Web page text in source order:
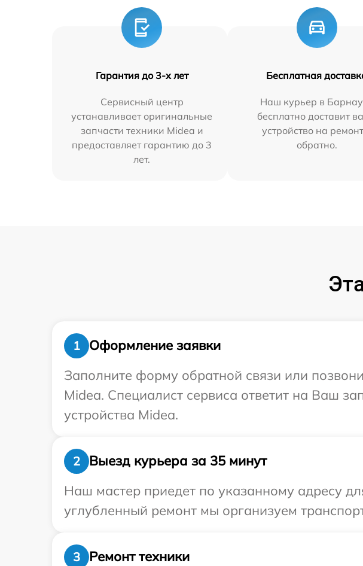
Гарантия до 3-х лет
Сервисный центр
устанавливает оригинальные
запчасти техники Midea и
предоставляет гарантию до 3
лет.
Бесплатная
Наш курьер в
бесплатно доставит
устройство на
обратно.
1
Оформление заявки
Заполните форму обратной связи или
Midea. Специалист сервиса ответит на Ваш
устройства Midea.
2
Выезд курьера за 35 минут
Наш мастер приедет по указанному адресу
углубленный ремонт мы организуем
3
Ремонт техники